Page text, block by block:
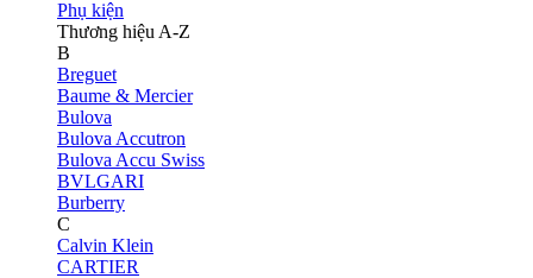
Phụ kiện
Thương hiệu A-Z
B
Breguet
Baume & Mercier
Bulova
Bulova Accutron
Bulova Accu Swiss
BVLGARI
Burberry
C
Calvin Klein
CARTIER